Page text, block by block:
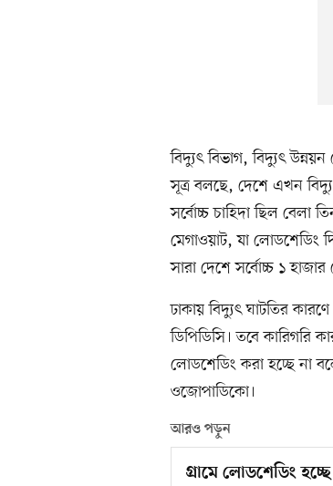
বিদ্যুৎ বিভাগ, বিদ্যুৎ
সূত্র বলছে, দেশে এখন
সর্বোচ্চ চাহিদা ছিল বেলা
মেগাওয়াট, যা লোডশেডিং
সারা দেশে সর্বোচ্চ ১
ঢাকায় বিদ্যুৎ ঘাটতির
ডিপিডিসি। তবে কারিগরি
লোডশেডিং করা হচ্ছে না
ওজোপাডিকো।
আরও পড়ুন
গ্রামে লোডশেডিং